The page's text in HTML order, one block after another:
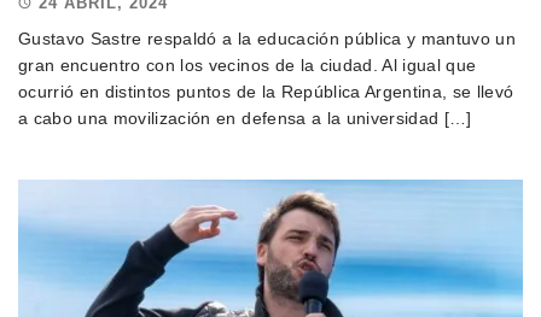
Gustavo Sastre respaldó a la educación pública y mantuvo un
gran encuentro con los vecinos de la ciudad. Al igual que
ocurrió en distintos puntos de la República Argentina, se llevó
a cabo una movilización en defensa a la universidad […]